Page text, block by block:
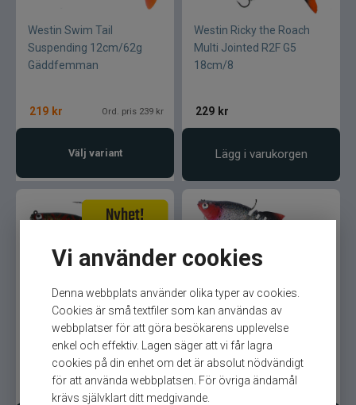
Vi använder cookies
Denna webbplats använder olika typer av cookies.
Cookies är små textfiler som kan användas av
webbplatser för att göra besökarens upplevelse
enkel och effektiv. Lagen säger att vi får lagra
cookies på din enhet om det är absolut nödvändigt
för att använda webbplatsen. För övriga ändamål
krävs självklart ditt medgivande.
Westin Swim Tail
Suspending 12cm/62g
Gäddfemman
219 kr Ord. pris 239 kr
Välj variant
Westin Ricky the Roach
Multi Jointed R2F G5
18cm/8
229 kr
Lägg i varukorgen
Westin Ricky the Roach
Multi Jointed R2F G5
18cm/8
kr
Westin Ricky the Roach
Multi Jointed R2F
18cm/83g
229 kr Ord. pris 249 kr